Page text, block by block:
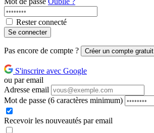
Rester connecté
Se connecter
Pas encore de compte ? Créer un compte gratuit
S'inscrire avec Google
ou par email
Adresse email
Mot de passe (6 caractères minimum)
Recevoir les nouveautés par email